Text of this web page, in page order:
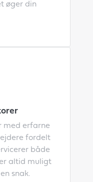
øger din
med erfarne
fordelt
både
altid muligt
snak.